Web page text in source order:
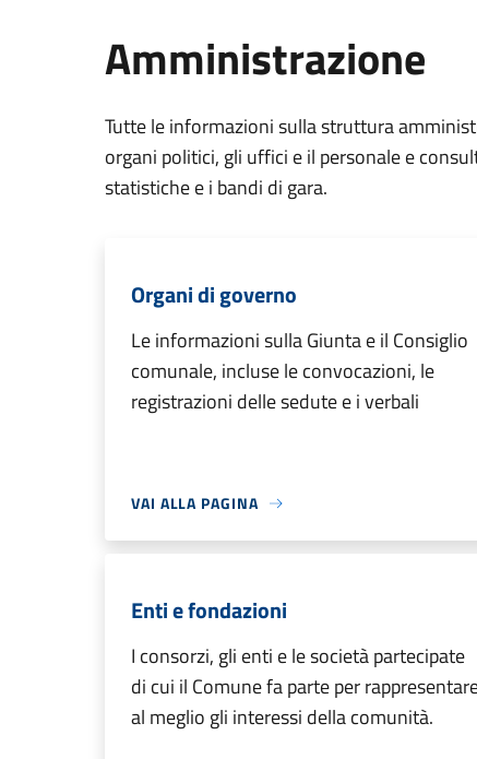
Amministrazione
Tutte le informazioni sulla struttura
organi politici, gli uffici e il personale e
statistiche e i bandi di gara.
Organi di governo
Le informazioni sulla Giunta e il Consiglio
comunale, incluse le convocazioni, le
registrazioni delle sedute e i verbali
VAI ALLA PAGINA
Enti e fondazioni
I consorzi, gli enti e le società partecipate
di cui il Comune fa parte per
al meglio gli interessi della comunità.